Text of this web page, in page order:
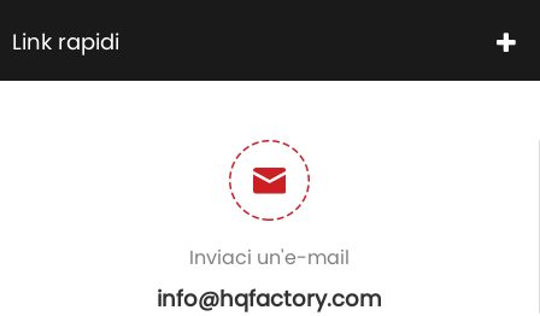
Link rapidi
Inviaci un'e-mail
info@hqfactory.com